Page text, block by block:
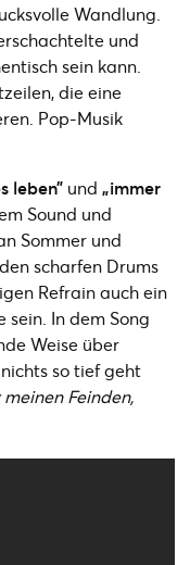
Wandlung.
und
sein kann.
die eine
Pop-Musik
leben” und „immer
Sound und
Sommer und
scharfen Drums
Refrain auch ein
sein. In dem Song
Weise über
so tief geht
Feinden,